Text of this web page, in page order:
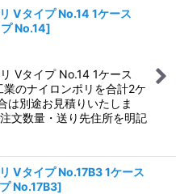
Vタイプ No.14 1ケース
No.14]
Vタイプ No.14 1ケース
のナイロンポリを合計2ケ
は別途お見積りいたしま
文数量・送り先住所を明記
Vタイプ No.17B3 1ケース
No.17B3]